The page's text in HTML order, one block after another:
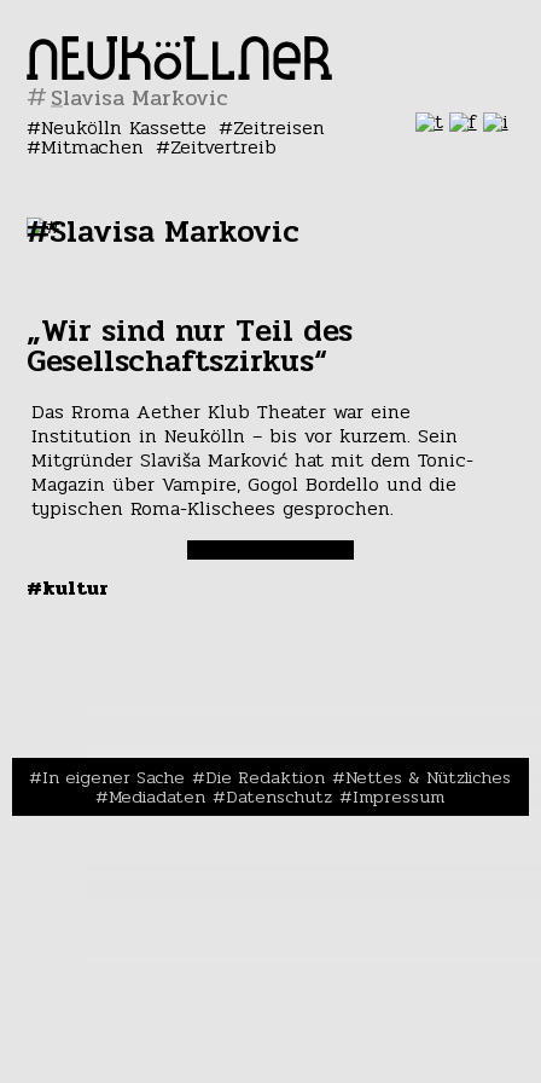
#
Neukölln Kassette Zeitreisen
Mitmachen Zeitvertreib
#Slavisa Markovic
„Wir sind nur Teil des
Gesellschaftszirkus“
Das Rroma Aether Klub Theater war eine
Institution in Neukölln – bis vor kurzem. Sein
Mitgründer Slaviša Marković hat mit dem Tonic-
Magazin über Vampire, Gogol Bordello und die
typischen Roma-Klischees gesprochen.
#kultur
In eigener Sache Die Redaktion Nettes & Nützliches
Mediadaten Datenschutz Impressum